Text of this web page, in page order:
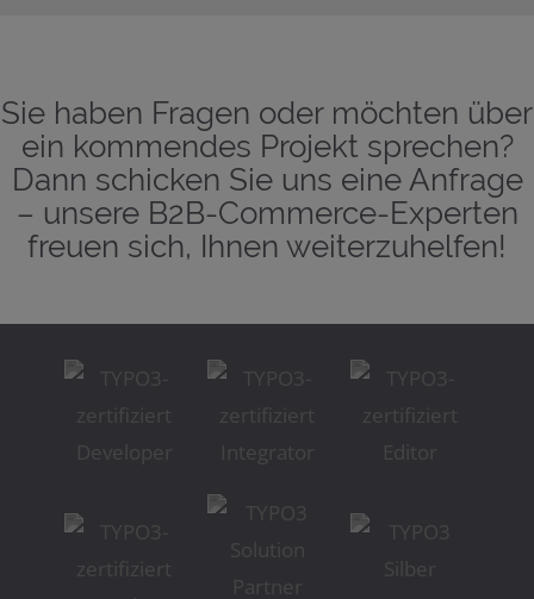
Sie haben Fragen oder möchten über
ein kommendes Projekt sprechen?
Dann schicken Sie uns eine Anfrage
– unsere B2B-Commerce-Experten
freuen sich, Ihnen weiterzuhelfen!